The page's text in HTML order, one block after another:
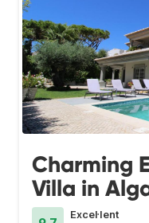
Charming
Villa in
Excel·lent